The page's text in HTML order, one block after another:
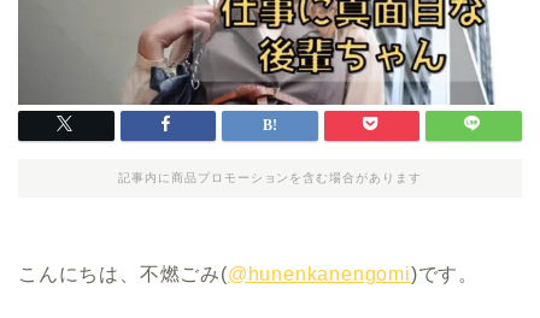
記事内に商品プロモーションを含む場合があります
こんにちは、不燃ごみ(@hunenkanengomi)です。